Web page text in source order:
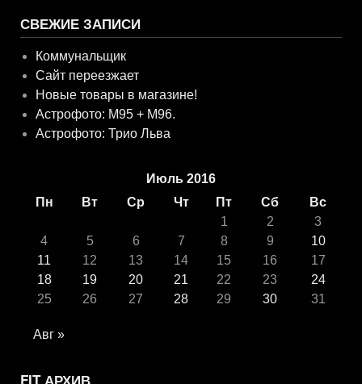
СВЕЖИЕ ЗАПИСИ
Коммунальщик
Сайт переезжает
Новые товары в магазине!
Астрофото: M95 + M96.
Астрофото: Трио Льва
Июль 2016
Пн
Вт Ср Чт Пт Сб
Вс
1
2
3
4
5 6 7 8 9
10
11
12 13 14 15 16
17
18
19 20 21 22 23
24
25
26 27 28 29 30 31
Авг »
FIT АРХИВ